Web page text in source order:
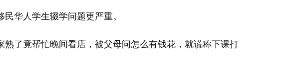
华人学生辍学问题更严重。
了竟帮忙晚间看店，被父母问怎么有钱花，就谎称下课打